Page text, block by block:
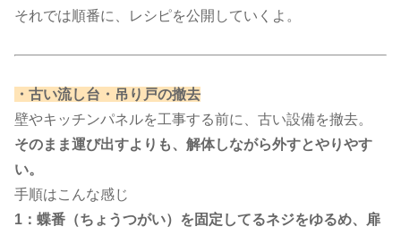
それでは順番に、レシピを公開していくよ。
​・古い流し台・吊り戸の撤去​
壁やキッチンパネルを工事する前に、古い設備を撤去。
そのまま運び出すよりも、解体しながら外すとやりやす
い。
手順はこんな感じ
1：蝶番（ちょうつがい）を固定してるネジをゆるめ、扉